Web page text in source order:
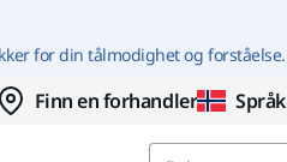
for din tålmodighet og forståelse.
Finn en forhandler Språk